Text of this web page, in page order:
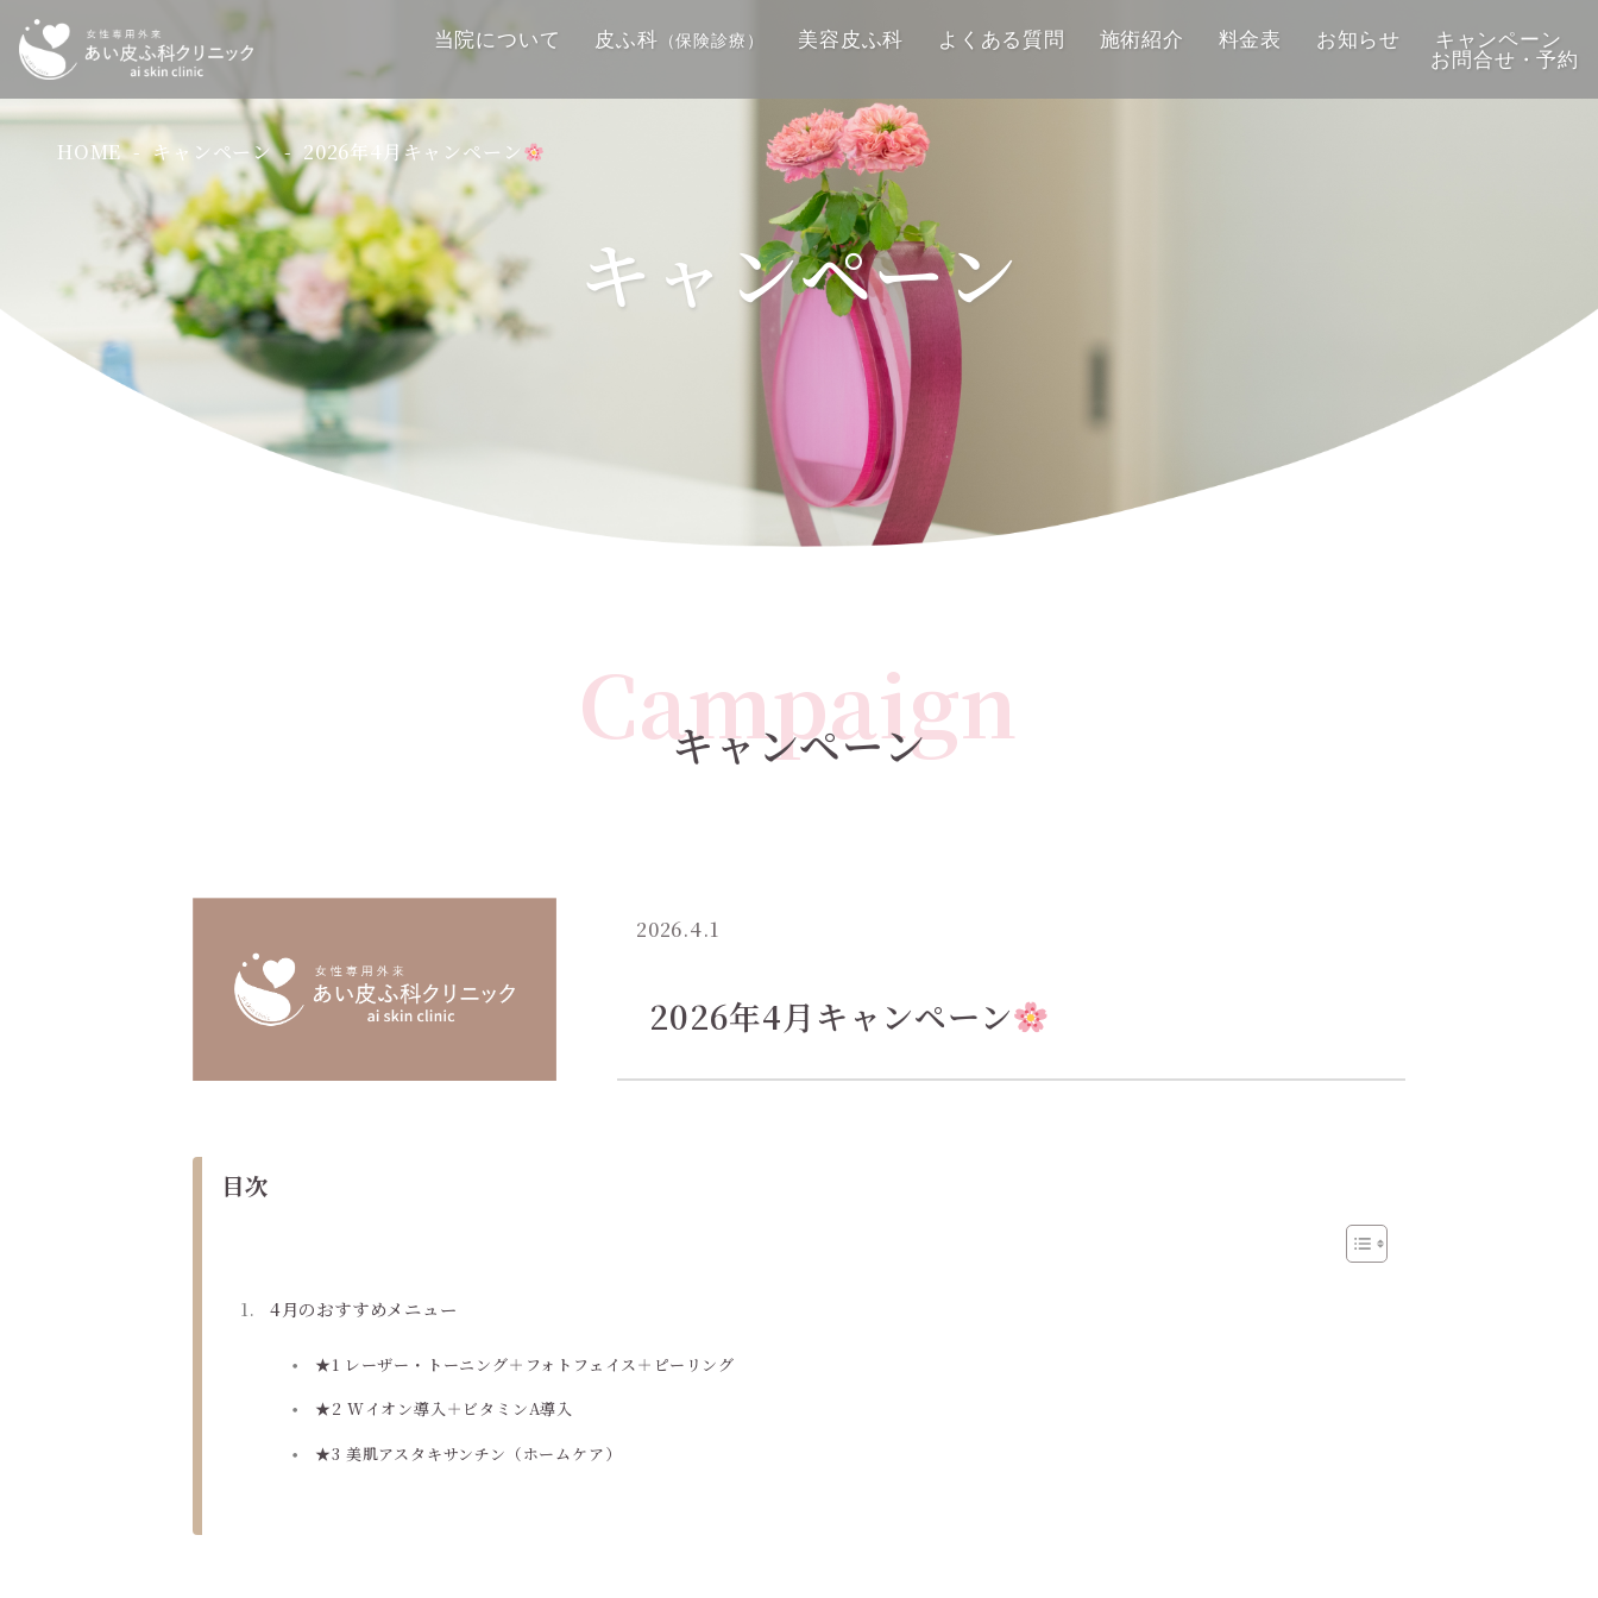
当院について 皮ふ科 （保険診療） 美容皮ふ科 よくある質問 施術紹介 料金表 お知らせ
キャンペーン
お問合せ・予約
HOME キャンペーン 2026年4月キャンペーン
キャンペーン
Campaign
キャンペーン
2026.4.1
2026年4月キャンペーン
目次
4月のおすすめメニュー
★1 レーザー・トーニング＋フォトフェイス＋ピーリング
★2 Wイオン導入＋ビタミンA導入
★3 美肌アスタキサンチン（ホームケア）